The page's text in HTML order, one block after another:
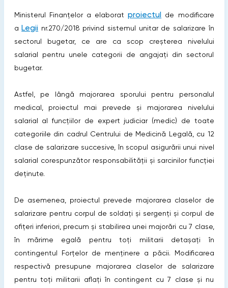
Ministerul Finanțelor a elaboratproiectul de modificare
a Legii nr.270/2018 privind sistemul unitar de salarizare în
sectorul bugetar, ce are ca scop creșterea nivelului
salarial pentru unele categorii de angajați din sectorul
bugetar.
Astfel, pe lângă majorarea sporului pentru personalul
medical, proiectul mai prevede și majorarea nivelului
salarial al funcțiilor de expert judiciar (medic) de toate
categoriile din cadrul Centrului de Medicină Legală, cu 12
clase de salarizare succesive, în scopul asigurării unui nivel
salarial corespunzător responsabilității și sarcinilor funcției
deținute.
De asemenea, proiectul prevede majorarea claselor de
salarizare pentru corpul de soldați și sergenți și corpul de
ofițeri inferiori, precum și stabilirea unei majorări cu 7 clase,
în mărime egală pentru toți militarii detașați în
contingentul Forțelor de menținere a păcii. Modificarea
respectivă presupune majorarea claselor de salarizare
pentru toți militarii aflați în contingent cu 7 clase și nu